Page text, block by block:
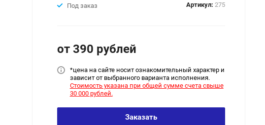
Под заказ Артикул: 275
от 390 рублей
*цена на сайте носит ознакомительный характер и
зависит от выбранного варианта исполнения.
Стоимость указана при общей сумме счета свыше
30 000 рублей.
Заказать